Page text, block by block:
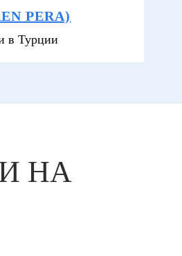
PERA)
в Турции
НА